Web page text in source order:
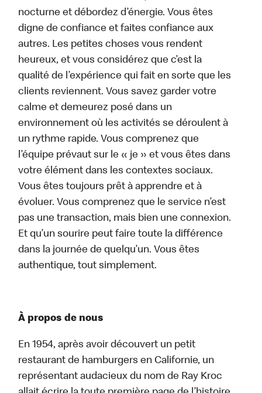
nocturne et débordez d’énergie. Vous êtes
digne de confiance et faites confiance aux
autres. Les petites choses vous rendent
heureux, et vous considérez que c’est la
qualité de l’expérience qui fait en sorte que les
clients reviennent. Vous savez garder votre
calme et demeurez posé dans un
environnement où les activités se déroulent à
un rythme rapide. Vous comprenez que
l’équipe prévaut sur le « je » et vous êtes dans
votre élément dans les contextes sociaux.
Vous êtes toujours prêt à apprendre et à
évoluer. Vous comprenez que le service n’est
pas une transaction, mais bien une connexion.
Et qu’un sourire peut faire toute la différence
dans la journée de quelqu’un. Vous êtes
authentique, tout simplement.
À propos de nous
En 1954, après avoir découvert un petit
restaurant de hamburgers en Californie, un
représentant audacieux du nom de Ray Kroc